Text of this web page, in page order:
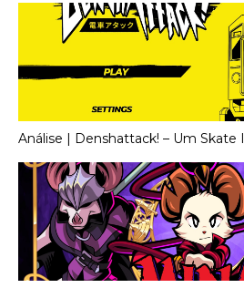
Análise | Denshattack! – Um Skate